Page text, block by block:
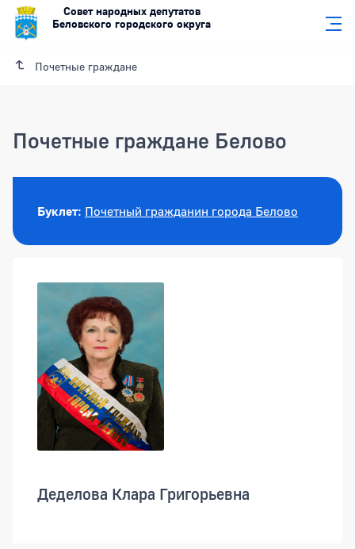
Совет народных депутатов
Беловского городского округа
Почетные граждане
Почетные граждане Белово
Буклет: Почетный гражданин города Белово
Деделова Клара Григорьевна